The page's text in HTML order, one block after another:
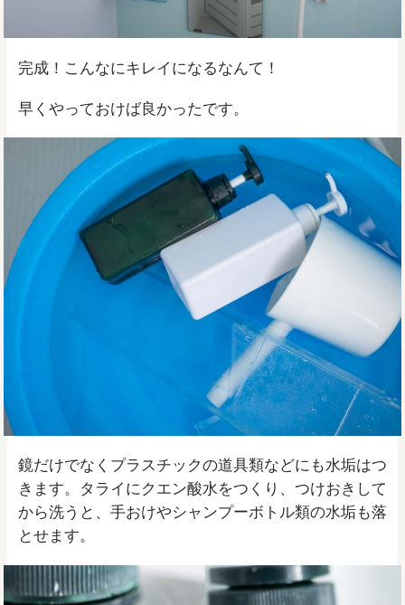
完成！こんなにキレイになるなんて！
早くやっておけば良かったです。
鏡だけでなくプラスチックの道具類などにも水垢はつ
きます。タライにクエン酸水をつくり、つけおきして
から洗うと、手おけやシャンプーボトル類の水垢も落
とせます。